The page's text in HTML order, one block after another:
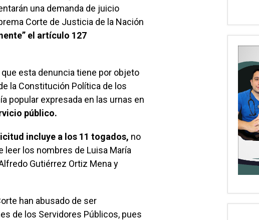
una demanda de juicio
Corte de Justicia de la Nación
el artículo 127
esta denuncia tiene por objeto
la Constitución Política de los
popular expresada en las urnas en
público.
incluye a los 11 togados, no
los nombres de Luisa María
Gutiérrez Ortiz Mena y
han abusado de ser
de los Servidores Públicos, pues